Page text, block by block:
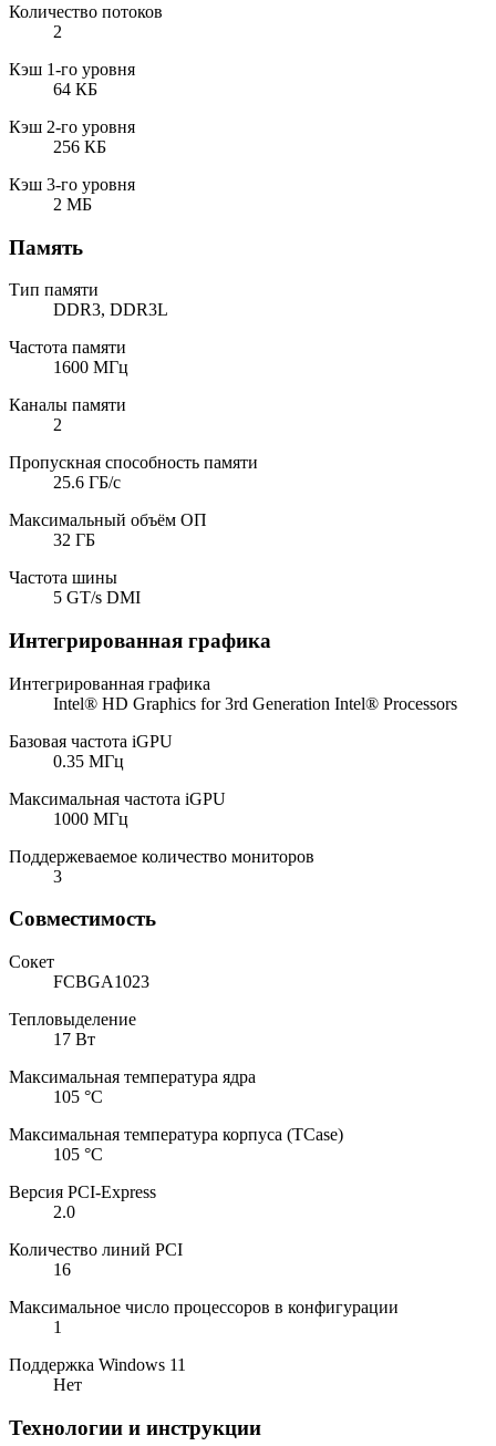
Количество потоков
2
Кэш 1-го уровня
64 КБ
Кэш 2-го уровня
256 КБ
Кэш 3-го уровня
2 МБ
Память
Тип памяти
DDR3, DDR3L
Частота памяти
1600 МГц
Каналы памяти
2
Пропускная способность памяти
25.6 ГБ/с
Максимальный объём ОП
32 ГБ
Частота шины
5 GT/s DMI
Интегрированная графика
Интегрированная графика
Intel® HD Graphics for 3rd Generation Intel® Processors
Базовая частота iGPU
0.35 МГц
Максимальная частота iGPU
1000 МГц
Поддержеваемое количество мониторов
3
Совместимость
Сокет
FCBGA1023
Тепловыделение
17 Вт
Максимальная температура ядра
105 °C
Максимальная температура корпуса (TCase)
105 °C
Версия PCI-Express
2.0
Количество линий PCI
16
Максимальное число процессоров в конфигурации
1
Поддержка Windows 11
Нет
Технологии и инструкции